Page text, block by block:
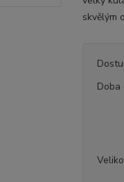
skvělým
Doba